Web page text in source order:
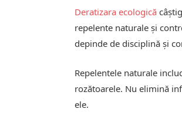
Deratizara ecologică
repelente naturale și
depinde de disciplină și
Repelentele naturale
rozătoarele. Nu elimină
ele.